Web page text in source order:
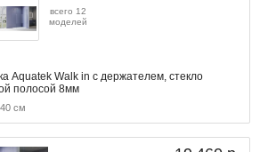
всего 12
моделей
Aquatek Walk in с держателем, стекло
полосой 8мм
см